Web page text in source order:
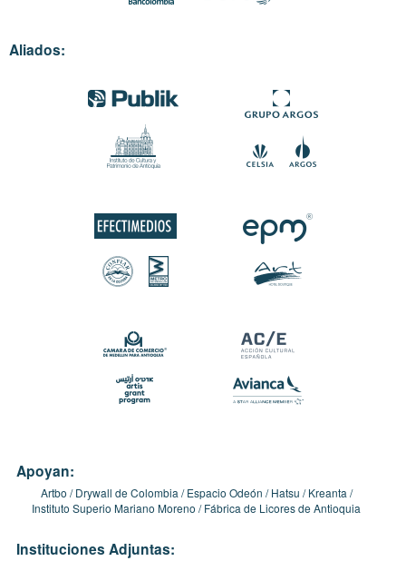
Aliados:
Apoyan:
Artbo Drywall de Colombia Espacio Odeón Hatsu
Kreanta
Instituto Superio Mariano Moreno
Fábrica de Licores de Antioquia
Instituciones Adjuntas: